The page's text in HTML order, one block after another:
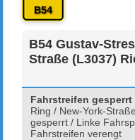
B54
B54 Gustav-
Straße (L3037)
Fahrstreifen gesperrt
Ring / New-York-
gesperrt / Linke
Fahrstreifen verengt